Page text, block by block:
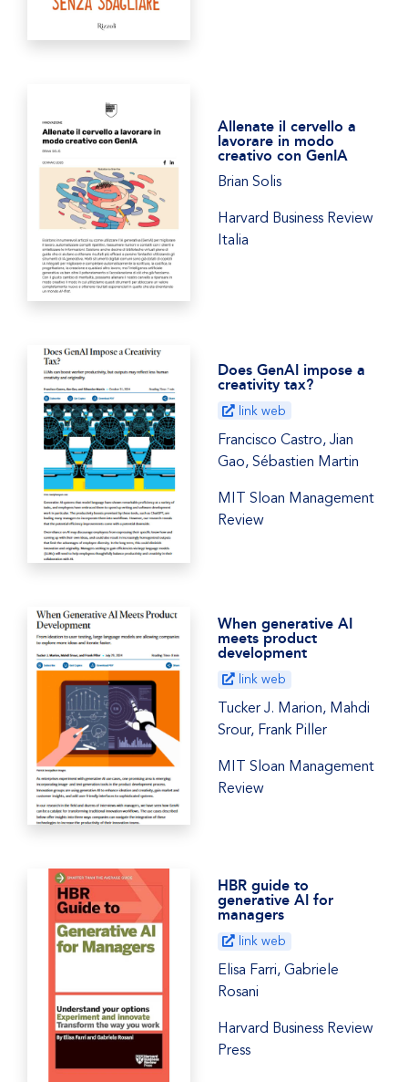
Allenate il cervello a
lavorare in modo
creativo con GenIA
Brian Solis
Harvard Business Review
Italia
Does GenAI impose a
creativity tax?
link web
Francisco Castro, Jian
Gao, Sébastien Martin
MIT Sloan Management
Review
When generative AI
meets product
development
link web
Tucker J. Marion, Mahdi
Srour, Frank Piller
MIT Sloan Management
Review
HBR guide to
generative AI for
managers
link web
Elisa Farri, Gabriele
Rosani
Harvard Business Review
Press